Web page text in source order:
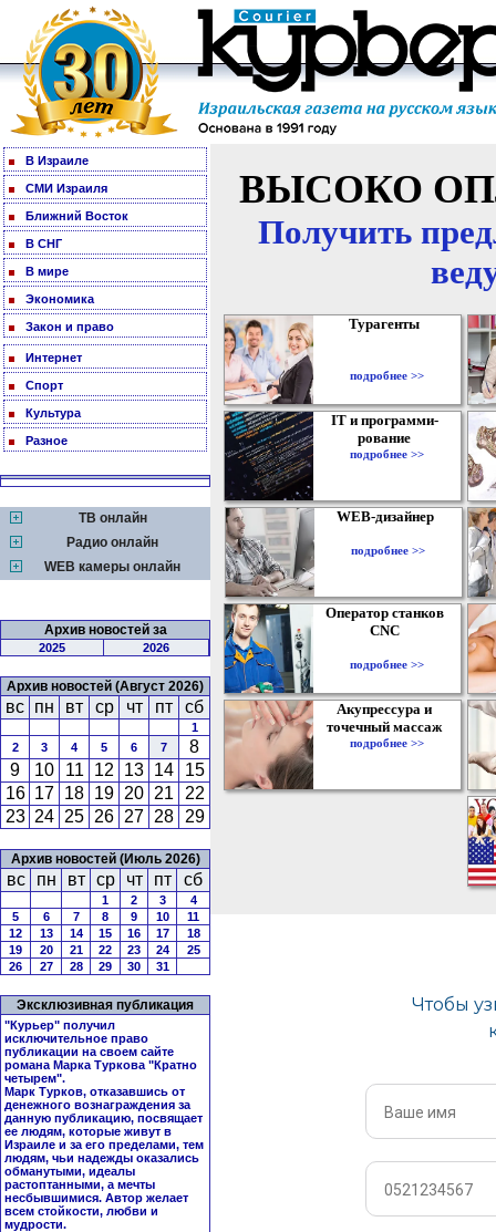
В Израиле
СМИ Израиля
Ближний Восток
В СНГ
В мире
Экономика
Закон и право
Интернет
Спорт
Культура
Разное
ТВ онлайн
Радио онлайн
WEB камеры онлайн
Архив новостей за
2025 2026
Архив новостей (Август 2026)
вс пн вт ср чт пт сб
1
2
3 4 5 6 7
8
9
10 11 12 13 14
15
16 17 18 19 20 21
22
23 24 25 26 27 28 29
Архив новостей (Июль 2026)
вс пн вт ср чт пт сб
1 2 3
4
5
6 7 8 9 10
11
12
13 14 15 16 17
18
19
20 21 22 23 24
25
26
27 28 29 30 31
Эксклюзивная публикация
"Курьер" получил
исключительное право
публикации на своем сайте
романа Марка Туркова "Кратно
четырем".
Марк Турков, отказавшись от
денежного вознаграждения за
данную публикацию, посвящает
ее людям, которые живут в
Израиле и за его пределами, тем
людям, чьи надежды оказались
обманутыми, идеалы
растоптанными, а мечты
несбывшимися. Автор желает
всем стойкости, любви и
мудрости.
ВЫСОКО
Получить
Турагенты
подробнее >>
IT и программи-
рование
подробнее >>
WEB-дизайнер
подробнее >>
Оператор станков
CNC
подробнее >>
Акупрессура и
точечный массаж
подробнее >>